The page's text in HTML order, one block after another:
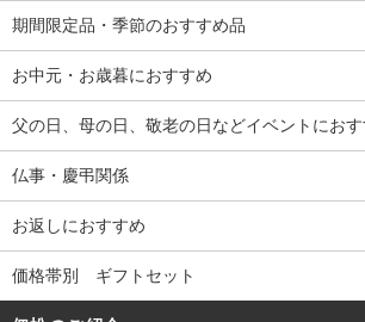
期間限定品・季節のおすすめ品
お中元・お歳暮におすすめ
父の日、母の日、敬老の日などイベントにおす
仏事・慶弔関係
お返しにおすすめ
価格帯別 ギフトセット